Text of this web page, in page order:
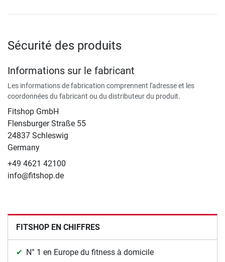
Sécurité des produits
Informations sur le fabricant
Les informations de fabrication comprennent l'adresse et les
coordonnées du fabricant ou du distributeur du produit.
Fitshop GmbH
Flensburger Straße 55
24837 Schleswig
Germany
+49 4621 42100
info@fitshop.de
FITSHOP EN CHIFFRES
N° 1 en Europe du fitness à domicile